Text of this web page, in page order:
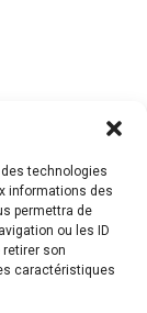
technologies
informations des
permettra de
ou les ID
son
caractéristiques